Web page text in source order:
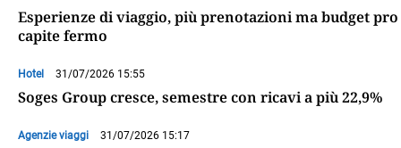
Esperienze di viaggio, più prenotazioni ma budget pro
capite fermo
Hotel 31/07/2026 15:55
Soges Group cresce, semestre con ricavi a più 22,9%
Agenzie viaggi 31/07/2026 15:17